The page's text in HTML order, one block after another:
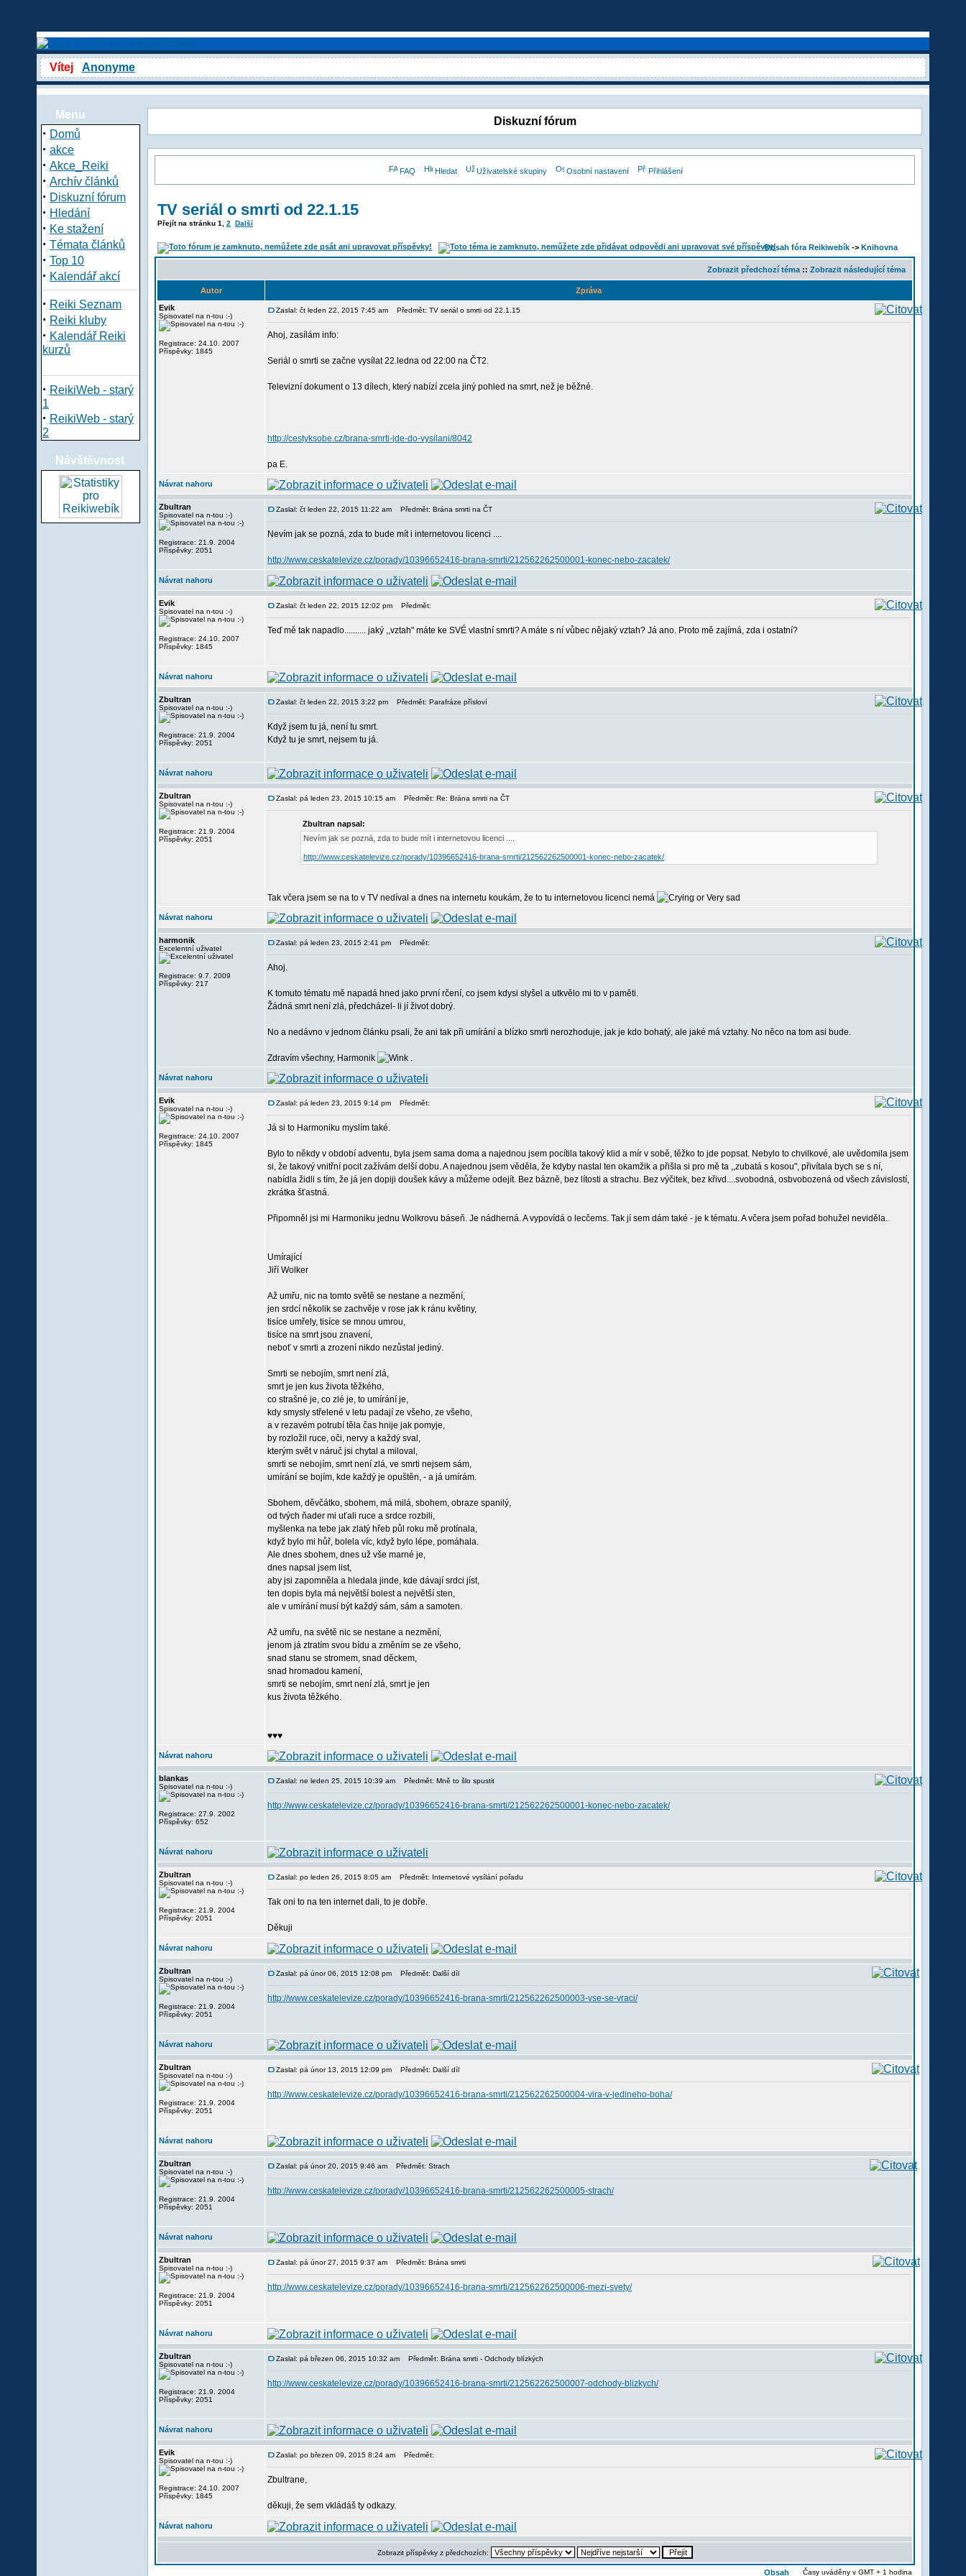
Vítej Anonyme
Menu
· Domů
· akce
· Akce_Reiki
· Archív článků
· Diskuzní fórum
· Hledání
· Ke stažení
· Témata článků
· Top 10
· Kalendář akcí
· Reiki Seznam
· Reiki kluby
· Kalendář Reiki
kurzů
· ReikiWeb - starý
1
· ReikiWeb - starý
2
Návštěvnost
Diskuzní fórum
FAQ Hledat Uživatelské skupiny Osobní nastavení Přihlášení
TV seriál o smrti od 22.1.15
Přejít na stránku 1 2 Další
Obsah fóra Reikiwebík -> Knihovna
Zobrazit předchozí téma :: Zobrazit následující téma
Autor
Zpráva
Evik
Spisovatel na n-tou :-)
Registrace: 24.10. 2007
Příspěvky: 1845
Zaslal: čt leden 22, 2015 7:45 am Předmět: TV seriál o smrti od 22.1.15
Ahoj, zasílám info:
Seriál o smrti se začne vysílat 22.ledna od 22:00 na ČT2.
Televizní dokument o 13 dílech, který nabízí zcela jiný pohled na smrt, než je běžné.
http://cestyksobe.cz/brana-smrti-jde-do-vysilani/8042
pa E.
Návrat nahoru
Zbultran
Spisovatel na n-tou :-)
Registrace: 21.9. 2004
Příspěvky: 2051
Zaslal: čt leden 22, 2015 11:22 am Předmět: Brána smrti na ČT
Nevím jak se pozná, zda to bude mít i internetovou licenci ....
http://www.ceskatelevize.cz/porady/10396652416-brana-smrti/212562262500001-konec-nebo-zacatek/
Návrat nahoru
Evik
Spisovatel na n-tou :-)
Registrace: 24.10. 2007
Příspěvky: 1845
Zaslal: čt leden 22, 2015 12:02 pm Předmět:
Teď mě tak napadlo.......... jaký ,,vztah" máte ke SVÉ vlastní smrti? A máte s ní vůbec nějaký vztah? Já ano. Proto mě zajímá, zda i ostatní?
Návrat nahoru
Zbultran
Spisovatel na n-tou :-)
Registrace: 21.9. 2004
Příspěvky: 2051
Zaslal: čt leden 22, 2015 3:22 pm Předmět: Parafráze přísloví
Když jsem tu já, není tu smrt.
Když tu je smrt, nejsem tu já.
Návrat nahoru
Zbultran
Spisovatel na n-tou :-)
Registrace: 21.9. 2004
Příspěvky: 2051
Zaslal: pá leden 23, 2015 10:15 am Předmět: Re: Brána smrti na ČT
Zbultran napsal:
Nevím jak se pozná, zda to bude mít i internetovou licenci ....
http://www.ceskatelevize.cz/porady/10396652416-brana-smrti/212562262500001-konec-nebo-zacatek/
Tak včera jsem se na to v TV nedíval a dnes na internetu koukám, že to tu internetovou licenci nemá
Návrat nahoru
harmonik
Excelentní uživatel
Registrace: 9.7. 2009
Příspěvky: 217
Zaslal: pá leden 23, 2015 2:41 pm Předmět:
Ahoj.
K tomuto tématu mě napadá hned jako první rčení, co jsem kdysi slyšel a utkvělo mi to v paměti.
Žádná smrt není zlá, předcházel- li jí život dobrý.
No a nedávno v jednom článku psali, že ani tak při umírání a blízko smrti nerozhoduje, jak je kdo bohatý, ale jaké má vztahy. No něco na tom asi bude.
Zdravím všechny, Harmonik .
Návrat nahoru
Evik
Spisovatel na n-tou :-)
Registrace: 24.10. 2007
Příspěvky: 1845
Zaslal: pá leden 23, 2015 9:14 pm Předmět:
Já si to Harmoniku myslím také.
Bylo to někdy v období adventu, byla jsem sama doma a najednou jsem pocítila takový klid a mír v sobě, těžko to jde popsat. Nebylo to chvilkové, ale uvědomila jsem
si, že takový vnitřní pocit zažívám delší dobu. A najednou jsem věděla, že kdyby nastal ten okamžik a přišla si pro mě ta ,,zubatá s kosou", přivítala bych se s ní,
nabídla židli s tím, že já jen dopiji doušek kávy a můžeme odejít. Bez bázně, bez lítosti a strachu. Bez výčitek, bez křivd....svobodná, osbvobozená od všech závislostí,
zkrátka šťastná.
Připomněl jsi mi Harmoniku jednu Wolkrovu báseň. Je nádherná. A vypovídá o lecčems. Tak jí sem dám také - je k tématu. A včera jsem pořad bohužel neviděla.
Umírající
Jiří Wolker
Až umřu, nic na tomto světě se nestane a nezmění,
jen srdcí několik se zachvěje v rose jak k ránu květiny,
tisíce umřely, tisíce se mnou umrou,
tisíce na smrt jsou znavení,
neboť v smrti a zrození nikdo nezůstal jediný.
Smrti se nebojím, smrt není zlá,
smrt je jen kus života těžkého,
co strašné je, co zlé je, to umírání je,
kdy smysly střelené v letu padají ze všeho, ze všeho,
a v rezavém potrubí těla čas hnije jak pomyje,
by rozložil ruce, oči, nervy a každý sval,
kterým svět v náruč jsi chytal a miloval,
smrti se nebojím, smrt není zlá, ve smrti nejsem sám,
umírání se bojím, kde každý je opuštěn, - a já umírám.
Sbohem, děvčátko, sbohem, má milá, sbohem, obraze spanilý,
od tvých ňader mi uťali ruce a srdce rozbili,
myšlenka na tebe jak zlatý hřeb půl roku mě protínala,
když bylo mi hůř, bolela víc, když bylo lépe, pomáhala.
Ale dnes sbohem, dnes už vše marné je,
dnes napsal jsem list,
aby jsi zapomněla a hledala jinde, kde dávají srdci jíst,
ten dopis byla má největší bolest a největší sten,
ale v umírání musí být každý sám, sám a samoten.
Až umřu, na světě nic se nestane a nezmění,
jenom já ztratím svou bídu a změním se ze všeho,
snad stanu se stromem, snad děckem,
snad hromadou kamení,
smrti se nebojím, smrt není zlá, smrt je jen
kus života těžkého.
♥♥♥
Návrat nahoru
blankas
Spisovatel na n-tou :-)
Registrace: 27.9. 2002
Příspěvky: 652
Zaslal: ne leden 25, 2015 10:39 am Předmět: Mně to šlo spustit
http://www.ceskatelevize.cz/porady/10396652416-brana-smrti/212562262500001-konec-nebo-zacatek/
Návrat nahoru
Zbultran
Spisovatel na n-tou :-)
Registrace: 21.9. 2004
Příspěvky: 2051
Zaslal: po leden 26, 2015 8:05 am Předmět: Internetové vysílání pořadu
Tak oni to na ten internet dali, to je dobře.
Děkuji
Návrat nahoru
Zbultran
Spisovatel na n-tou :-)
Registrace: 21.9. 2004
Příspěvky: 2051
Zaslal: pá únor 06, 2015 12:08 pm Předmět: Další díl
http://www.ceskatelevize.cz/porady/10396652416-brana-smrti/212562262500003-vse-se-vraci/
Návrat nahoru
Zbultran
Spisovatel na n-tou :-)
Registrace: 21.9. 2004
Příspěvky: 2051
Zaslal: pá únor 13, 2015 12:09 pm Předmět: Další díl
http://www.ceskatelevize.cz/porady/10396652416-brana-smrti/212562262500004-vira-v-jedineho-boha/
Návrat nahoru
Zbultran
Spisovatel na n-tou :-)
Registrace: 21.9. 2004
Příspěvky: 2051
Zaslal: pá únor 20, 2015 9:46 am Předmět: Strach
http://www.ceskatelevize.cz/porady/10396652416-brana-smrti/212562262500005-strach/
Návrat nahoru
Zbultran
Spisovatel na n-tou :-)
Registrace: 21.9. 2004
Příspěvky: 2051
Zaslal: pá únor 27, 2015 9:37 am Předmět: Brána smrti
http://www.ceskatelevize.cz/porady/10396652416-brana-smrti/212562262500006-mezi-svety/
Návrat nahoru
Zbultran
Spisovatel na n-tou :-)
Registrace: 21.9. 2004
Příspěvky: 2051
Zaslal: pá březen 06, 2015 10:32 am Předmět: Brána smrti - Odchody blízkých
http://www.ceskatelevize.cz/porady/10396652416-brana-smrti/212562262500007-odchody-blizkych/
Návrat nahoru
Evik
Spisovatel na n-tou :-)
Registrace: 24.10. 2007
Příspěvky: 1845
Zaslal: po březen 09, 2015 8:24 am Předmět:
Zbultrane,
děkuji, že sem vkládáš ty odkazy.
Návrat nahoru
Zobrazit příspěvky z předchozích:
Obsah Časy uváděny v GMT + 1 hodina